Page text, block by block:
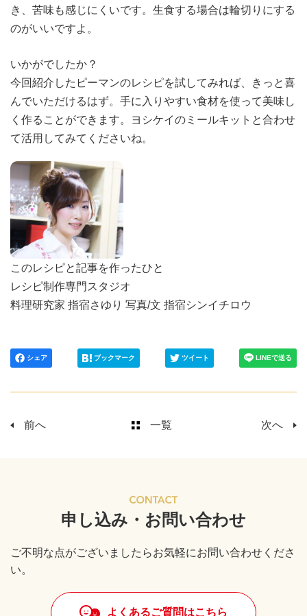
き、苦味も感じにくいです。生食する場合は輪切りにする
のがいいですよ。
いかがでしたか？
今回紹介したピーマンのレシピを試してみれば、きっと喜
んでいただけるはず。手に入りやすい食材を使って美味し
く作ることができます。ヨシケイのミールキットと合わせ
て活用してみてくださいね。
このレシピと記事を作ったひと
レシピ制作専門スタジオ
料理研究家 指宿さゆり 写真/文 指宿シンイチロウ
シェア ブックマーク ツイート LINEで送る
前へ 一覧 次へ
申し込み・お問い合わせ
ご不明な点がございましたらお気軽にお問い合わせくださ
い。
よくあるご質問はこちら